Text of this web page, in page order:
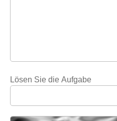
Lösen Sie die Aufgabe